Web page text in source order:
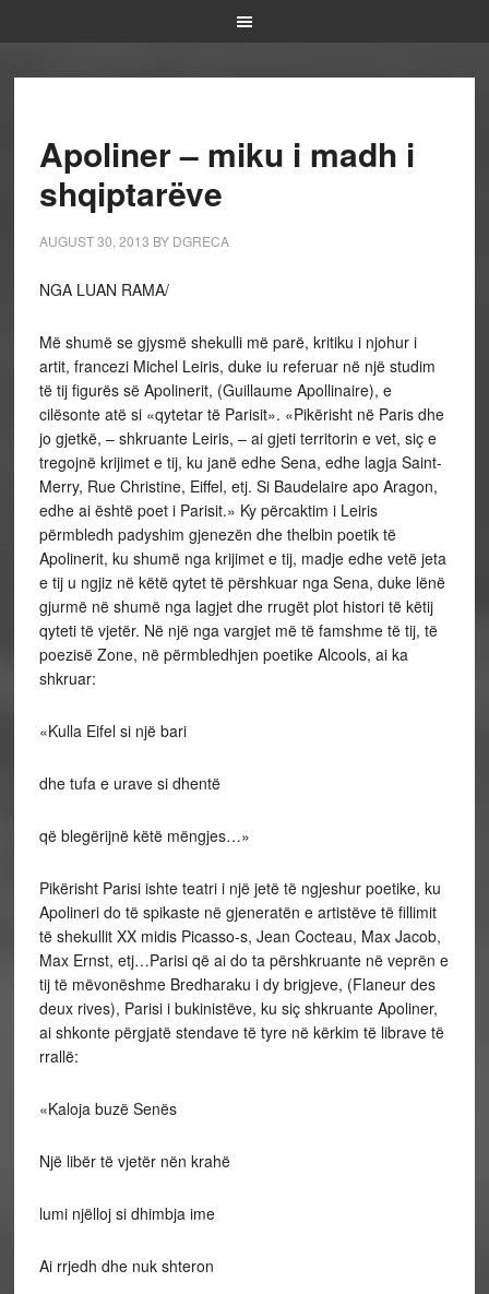
Apoliner – miku i madh i
shqiptarëve
AUGUST 30, 2013 BY DGRECA
NGA LUAN RAMA/
Më shumë se gjysmë shekulli më parë, kritiku i njohur i
artit, francezi Michel Leiris, duke iu referuar në një studim
të tij figurës së Apolinerit, (Guillaume Apollinaire), e
cilësonte atë si «qytetar të Parisit». «Pikërisht në Paris dhe
jo gjetkë, – shkruante Leiris, – ai gjeti territorin e vet, siç e
tregojnë krijimet e tij, ku janë edhe Sena, edhe lagja Saint-
Merry, Rue Christine, Eiffel, etj. Si Baudelaire apo Aragon,
edhe ai është poet i Parisit.» Ky përcaktim i Leiris
përmbledh padyshim gjenezën dhe thelbin poetik të
Apolinerit, ku shumë nga krijimet e tij, madje edhe vetë jeta
e tij u ngjiz në këtë qytet të përshkuar nga Sena, duke lënë
gjurmë në shumë nga lagjet dhe rrugët plot histori të këtij
qyteti të vjetër. Në një nga vargjet më të famshme të tij, të
poezisë Zone, në përmbledhjen poetike Alcools, ai ka
shkruar:
«Kulla Eifel si një bari
dhe tufa e urave si dhentë
që blegërijnë këtë mëngjes…»
Pikërisht Parisi ishte teatri i një jetë të ngjeshur poetike, ku
Apolineri do të spikaste në gjeneratën e artistëve të fillimit
të shekullit XX midis Picasso-s, Jean Cocteau, Max Jacob,
Max Ernst, etj…Parisi që ai do ta përshkruante në veprën e
tij të mëvonëshme Bredharaku i dy brigjeve, (Flaneur des
deux rives), Parisi i bukinistëve, ku siç shkruante Apoliner,
ai shkonte përgjatë stendave të tyre në kërkim të librave të
rrallë:
«Kaloja buzë Senës
Një libër të vjetër nën krahë
lumi njëlloj si dhimbja ime
Ai rrjedh dhe nuk shteron